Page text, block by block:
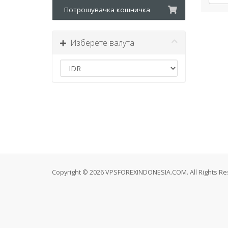
Потрошувачка кошничка
Изберете валута
Copyright © 2026 VPSFOREXINDONESIA.COM. All Rights